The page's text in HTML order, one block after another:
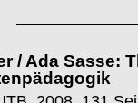
/ Ada Sasse: